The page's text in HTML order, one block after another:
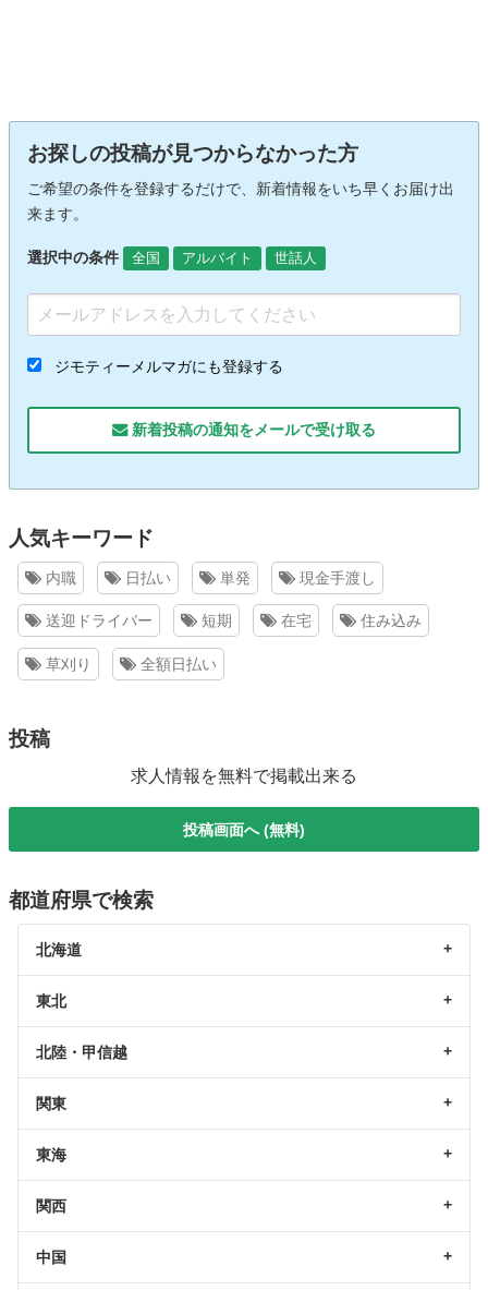
お探しの投稿が見つからなかった方
ご希望の条件を登録するだけで、新着情報をいち早くお届け出
来ます。
選択中の条件 全国 アルバイト 世話人
ジモティーメルマガにも登録する
新着投稿の通知をメールで受け取る
人気キーワード
内職 日払い 単発 現金手渡し
送迎ドライバー 短期 在宅 住み込み
草刈り 全額日払い
投稿
求人情報を無料で掲載出来る
投稿画面へ (無料)
都道府県で検索
北海道
東北
北陸・甲信越
関東
東海
関西
中国